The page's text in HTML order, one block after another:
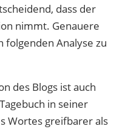
dass der
nimmt. Genauere
folgenden Analyse zu
des Blogs ist auch
in seiner
Wortes greifbarer als